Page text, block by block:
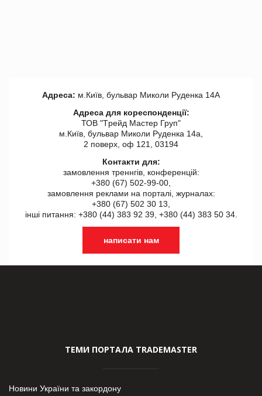
Адреса: м.Київ, бульвар Миколи Руденка 14А
Адреса для кореспонденції:
ТОВ "Tрейд Мастер Груп"
м.Київ, бульвар Миколи Руденка 14а,
2 поверх, оф 121, 03194
Контакти для:
замовлення треннгів, конференцій:
+380 (67) 502-99-00,
замовлення реклами на порталі, журналах:
+380 (67) 502 30 13,
інші питання: +380 (44) 383 92 39, +380 (44) 383 50 34.
написати нам
ТЕМИ ПОРТАЛА TRADEMASTER
Новини України та закордону